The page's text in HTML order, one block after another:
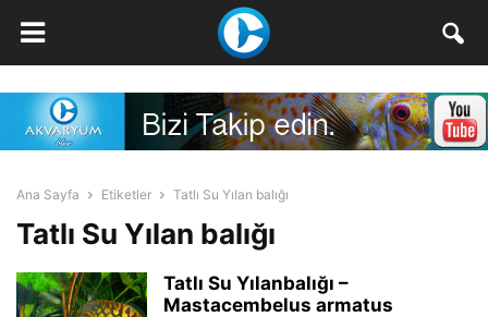
Ana Sayfa Etiketler Tatlı Su Yılan balığı
Tatlı Su Yılan balığı
Tatlı Su Yılanbalığı –
Mastacembelus armatus